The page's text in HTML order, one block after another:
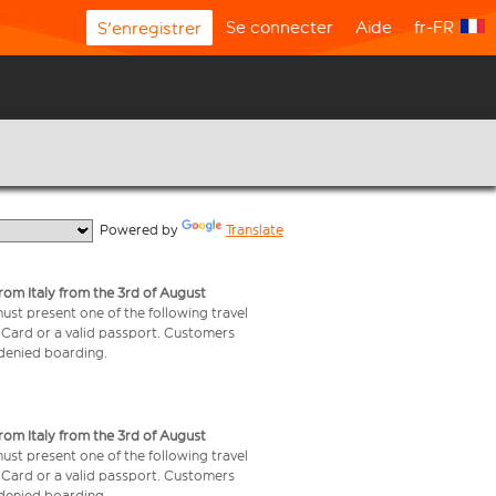
S'enregistrer Se connecter Aide fr-FR
Powered by Translate
Italy from the 3rd of August
present one of the following travel
or a valid passport. Customers
boarding.
Italy from the 3rd of August
present one of the following travel
or a valid passport. Customers